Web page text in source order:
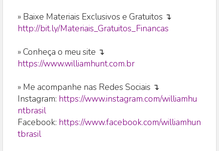
» Baixe Materiais Exclusivos e Gratuitos ↴
http://bit.ly/Materiais_Gratuitos_Financas
» Conheça o meu site ↴
https://www.williamhunt.com.br
» Me acompanhe nas Redes Sociais ↴
Instagram: https://www.instagram.com/williamhu
ntbrasil
Facebook: https://www.facebook.com/williamhun
tbrasil